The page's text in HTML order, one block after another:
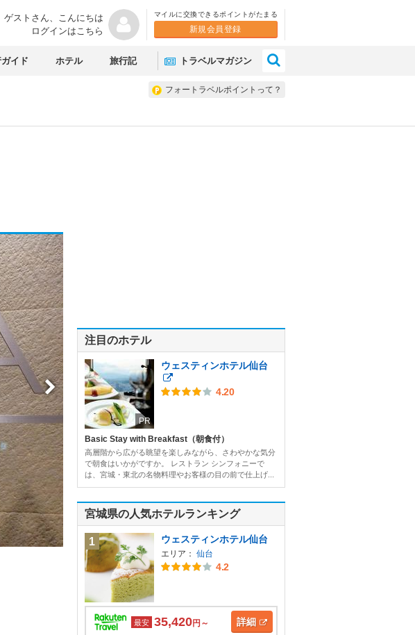
ゲストさん、 こんにちは
ログインはこちら
マイルに交換できるポイントがたまる
新規会員登録
イド ホテル 旅行記 トラベルマガジン
フォートラベルポイントって？
注目のホテル
PR
ウェスティンホテル仙台
4.20
Basic Stay with Breakfast（朝食付）
高層階から広がる眺望を楽しみながら、さわやかな気分
で朝食はいかがですか。 レストラン シンフォニーで
は、宮城・東北の名物料理やお客様の目の前で仕上げ...
宮城県の人気ホテルランキング
1 ウェスティンホテル仙台
エリア： 仙台
4.2
最安 35,420円～ 詳細